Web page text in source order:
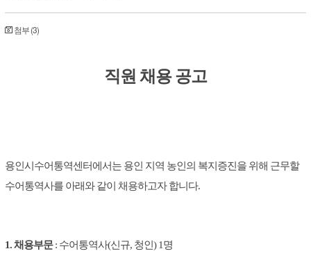
첨부 (3)
직원 채용 공고
용인시수어통역센터에서는 용인 지역 농인의 복지증진을 위해 근무할
수어통역사를 아래와 같이 채용하고자 합니다.
1. 채용부문: 수어통역사(신규, 청인) 1명